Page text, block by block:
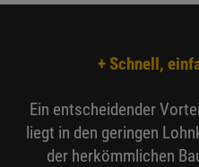
+ Schnell,
Ein entscheidender
liegt in den geringen
der herkömmlichen